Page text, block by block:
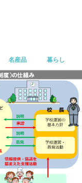
名産品 暮らし